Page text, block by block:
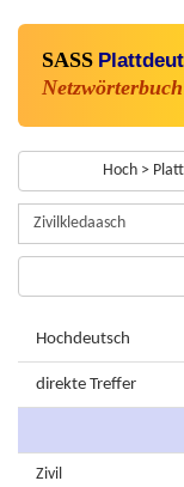
SASS
Netzwörterbuch
Hoch > Platt
Hochdeutsch
direkte Treffer
Zivil